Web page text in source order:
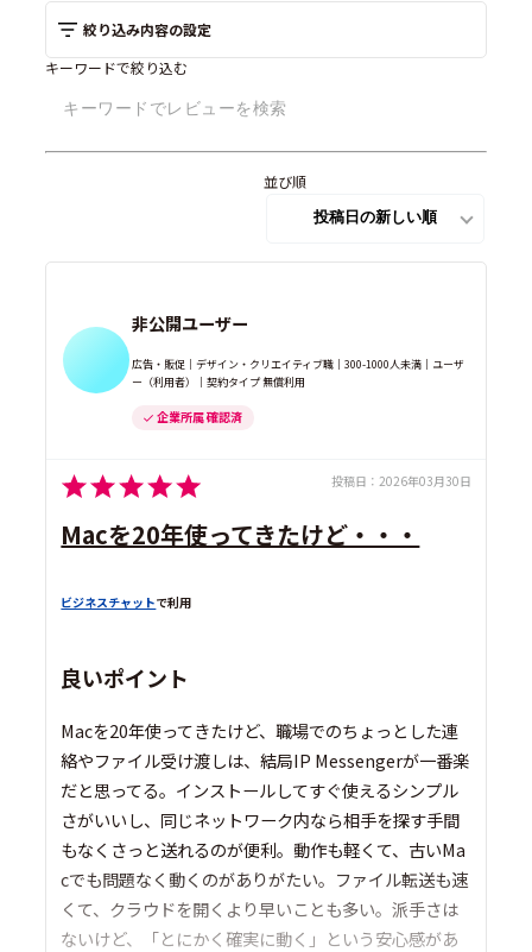
絞り込み内容の設定
キーワードで絞り込む
並び順
非公開ユーザー
広告・販促｜デザイン・クリエイティブ職｜300-1000人未満｜ユーザ
ー（利用者）｜契約タイプ 無償利用
企業所属 確認済
投稿日： 2026年03月30日
Macを20年使ってきたけど・・・
ビジネスチャットで利用
良いポイント
Macを20年使ってきたけど、職場でのちょっとした連
絡やファイル受け渡しは、結局IP Messengerが一番楽
だと思ってる。インストールしてすぐ使えるシンプル
さがいいし、同じネットワーク内なら相手を探す手間
もなくさっと送れるのが便利。動作も軽くて、古いMa
cでも問題なく動くのがありがたい。ファイル転送も速
くて、クラウドを開くより早いことも多い。派手さは
ないけど、「とにかく確実に動く」という安心感があ